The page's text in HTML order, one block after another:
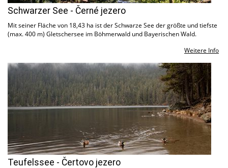
Schwarzer See - Černé jezero
Mit seiner Fläche von 18,43 ha ist der Schwarze See der größte und tiefste
(max. 400 m) Gletschersee im Böhmerwald und Bayerischen Wald.
Weitere Info
Teufelssee - Čertovo jezero